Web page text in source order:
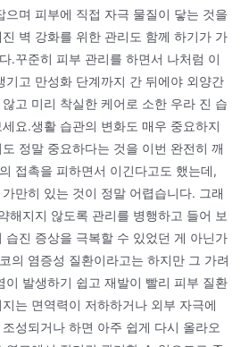
으며 피부에 직접 자극 물질이 닿는 것을
벽 강화를 위한 관리도 함께 하기가 가
.꾸준히 피부 관리를 하면서 나처럼 이
기고 만성화 단계까지 간 뒤에야 외양간
고 미리 착실한 케어로 소한 우라 진 습
요.생활 습관의 변화도 매우 중요하지
정말 중요하다는 것을 이번 완전히 깨
접촉을 피하면서 이긴다고도 했는데,
만히 있는 것이 정말 어렵습니다. 그래
해지지 않도록 관리를 병행하고 들어 보
습진 증상을 극복할 수 있었던 게 아닌가
의 염증성 질환이라고는 하지만 그 가려
이 발생하기 쉽고 재발이 빨리 피부 질환
는 면역력이 저하하거나 외부 자극에
성되거나 하면 아주 쉽게 다시 올라오